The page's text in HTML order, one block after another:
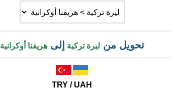
تحويل من ليرة تركية إلىهريفنا أوكرانية
TRY / UAH